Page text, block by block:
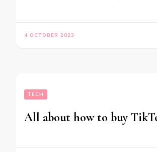
4 OCTOBER 2023
TECH
All about how to buy